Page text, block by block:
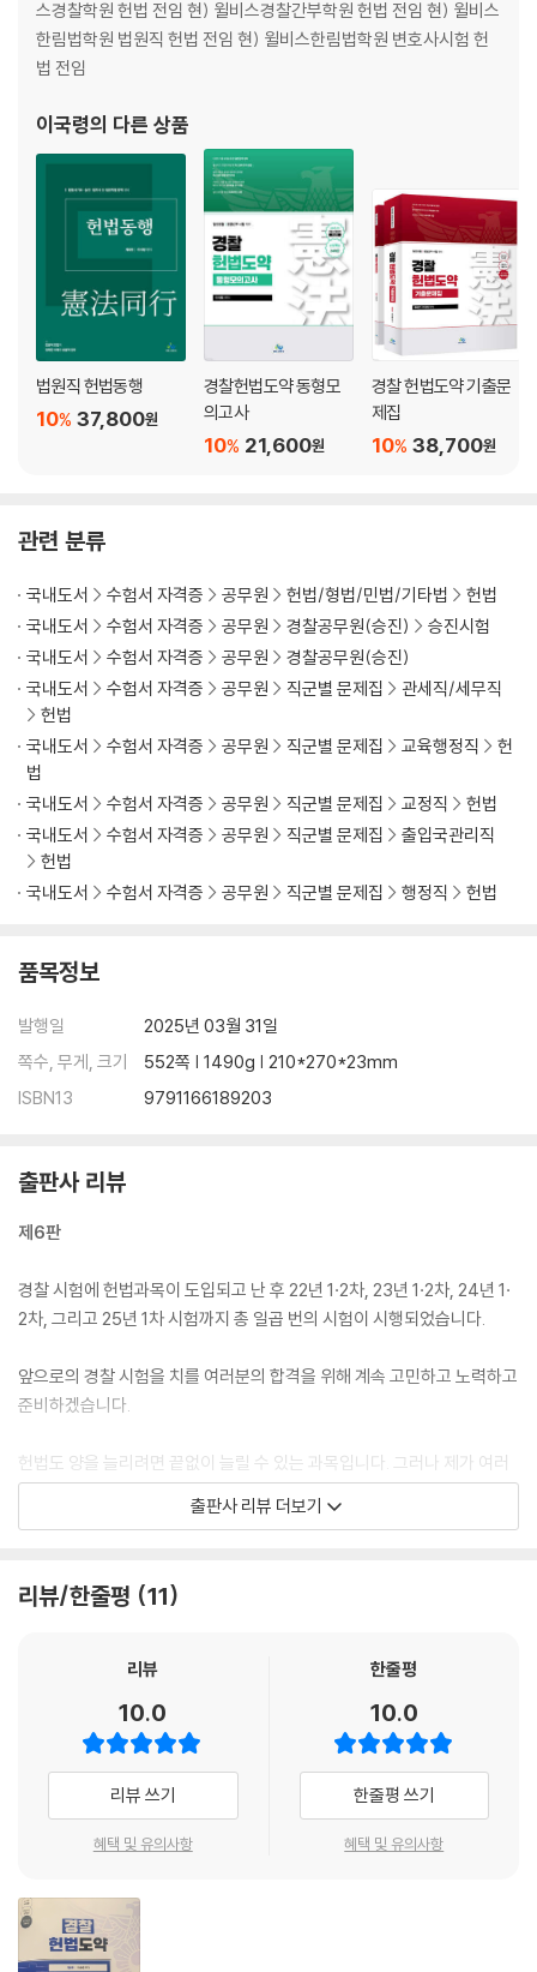
CHAPTER 03
헌법의 변천과 헌법의 보호 19
제1절 헌법의 변천 19
CHAPTER 04
제1절 제헌헌법(1948년) 24
제2절 제1차 개정헌법(1952년) / 발췌개헌 25
제3절 제2차 개정헌법(1954년) / 사사오입개헌 25
제4절 제3차 개정헌법(1960년 6월) / 제2공화국 헌법 26
제5절 제4차 개정헌법(1960년 10월) 26
(이하생략)
제2절 대한민국헌법의 기본원리 29
│제1항│자유민주적 기본질서 ㆍ29
│제2항│법치국가원리 ㆍ30
│제3항│권력분립원리 ㆍ48
제3절 대한민국헌법 헌법전문 55
제4절 대한민국헌법 총강 58
│제1항│국체, 국민주권의 원리 ㆍ58
│제2항│국민과 재외국민의 보호 ㆍ60
│제3항│영 토 ㆍ69
│제4항│평화적 통일의 지향 ㆍ71
│제5항│국제평화주의와 국군의 정치적 중립성 ㆍ73
·
(이하생략)
CHAPTER 01
기본권 총론 92
제2절 기본권의 범위 94
제3절 기본권의 법적 성격 96
·
기본권과 제도적 보장 146
제1절 제도적 보장 146
│제1항│정당의 개념 ㆍ147
│제2항│정당의 지위 ㆍ148
│제4항│헌법상 정당조항 ㆍ149
│제5항│정당의 성립과 소멸 ㆍ163
│제6항│대의제와 정당국가적 민주주의 ㆍ167
│제1항│지방자치제도의 의의 ㆍ169
CHAPTER 03
포괄적 기본권 184
제2절 평등권 212
CHAPTER 04
제1절 자유권적 기본권의 일반이론 239
제2절 신체에 관한 자유와 권리 239
│제1항│생명권 ㆍ239
스경찰학원 헌법 전임 현) 윌비스경찰간부학원 헌법 전임 현) 윌비스
한림법학원 법원직 헌법 전임 현) 윌비스한림법학원 변호사시험 헌
법 전임
이국령의 다른 상품
법원직 헌법동행
37,800원
10%
경찰헌법도약 동형모
의고사
21,600원
10%
경찰 헌법도약 기출문
제집
38,700원
10%
관련 분류
국내도서 수험서 자격증 공무원 헌법/형법/민법/기타법
헌법
국내도서
수험서 자격증 공무원 경찰공무원(승진)
승진시험
국내도서
수험서 자격증 공무원
경찰공무원(승진)
국내도서
수험서 자격증 공무원 직군별 문제집
관세직/세무직
헌법
국내도서
수험서 자격증 공무원 직군별 문제집 교육행정직
헌
법
국내도서
수험서 자격증 공무원 직군별 문제집 교정직
헌법
국내도서
수험서 자격증 공무원 직군별 문제집
출입국관리직
헌법
국내도서
수험서 자격증 공무원 직군별 문제집 행정직 헌법
품목정보
발행일
2025년 03월 31일
쪽수, 무게, 크기
552쪽 | 1490g | 210*270*23mm
ISBN13
9791166189203
출판사 리뷰
제6판
경찰 시험에 헌법과목이 도입되고 난 후 22년 1·2차, 23년 1·2차, 24년 1·
2차, 그리고 25년 1차 시험까지 총 일곱 번의 시험이 시행되었습니다.
앞으로의 경찰 시험을 치를 여러분의 합격을 위해 계속 고민하고 노력하고
준비하겠습니다.
헌법도 양을 늘리려면 끝없이 늘릴 수 있는 과목입니다. 그러나 제가 여러
비판을 무릅쓰고 최대한 양을 줄이고자 하는 이유는 1년에 2번 시행되는
경찰 시험에서 최대한 단기간의 합격을 노리려면 합격에 필요한 만큼의 양
형사법은 형법과 형소법이 합쳐진 만큼 이미 공부해야 할 분량이 상당하
자주 보고 시간을 많이 투자해야 합니다. 저의 역할은 헌법 공부해야 할 분
냐면 오래 공부하는 것이 우리의 목표가 되어서는 안 되고, 어두운 터널 같
은 수험생활을 빠르게 졸업하는 공부를 해야 하기 때문입니다.
수험생 여러분의 목표는 합격이듯이, 저의 목표도 여러분의 합격입니다.
그 동안 수험생 여러분에게 받은 성원에 보답하기 위해 앞으로도 최선을
다 해서 여러분의 합격에 도움이 되고자 합니다.
출판사 리뷰 더보기
리뷰/한줄평 11
리뷰
10.0
리뷰 쓰기
혜택 및 유의사항
한줄평
10.0
한줄평 쓰기
혜택 및 유의사항